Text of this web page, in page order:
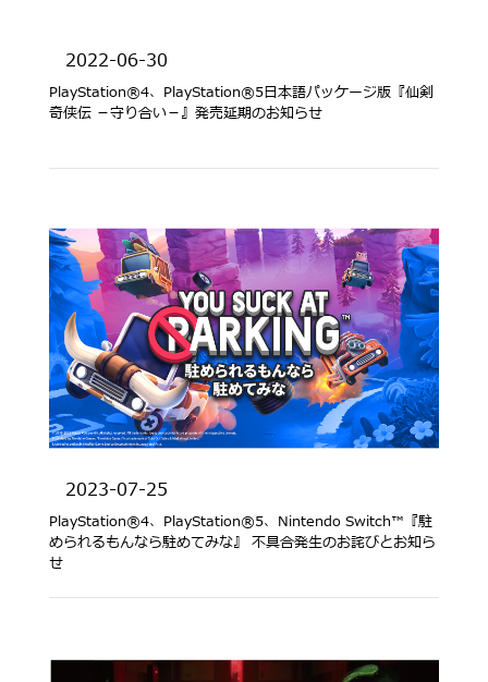
2022-06-30
PlayStation®4、PlayStation®5日本語パッケージ版『仙剣
奇侠伝 －守り合い－』発売延期のお知らせ
2023-07-25
PlayStation®4、PlayStation®5、Nintendo Switch™『駐
められるもんなら駐めてみな』 不具合発生のお詫びとお知ら
せ